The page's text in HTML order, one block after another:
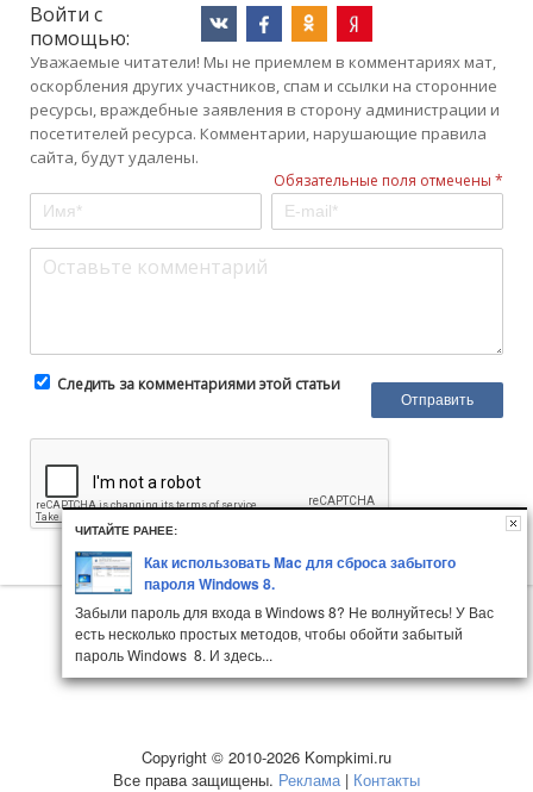
Войти с
помощью:
Уважаемые читатели! Мы не приемлем в комментариях мат,
оскорбления других участников, спам и ссылки на сторонние
ресурсы, враждебные заявления в сторону администрации и
посетителей ресурса. Комментарии, нарушающие правила
сайта, будут удалены.
Обязательные поля отмечены *
Следить за комментариями этой статьи
Copyright © 2010-2026 Kompkimi.ru
Все права защищены. Реклама| Контакты
ЧИТАЙТЕ РАНЕЕ:
Как использовать Mac для сброса забытого
пароля Windows 8.
Забыли пароль для входа в Windows 8? Не волнуйтесь! У Вас
есть несколько простых методов, чтобы обойти забытый
пароль Windows 8. И здесь...